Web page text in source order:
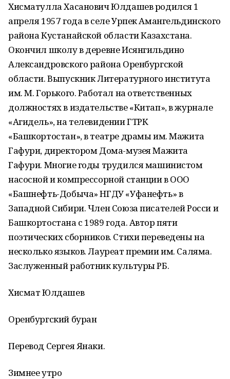
Хисматулла Хасанович Юлдашев родился 1
апреля 1957 года в селе Урпек Амангельдинского
района Кустанайской области Казахстана.
Окончил школу в деревне Исянгильдино
Александровского района Оренбургской
области. Выпускник Литературного института
им. М. Горького. Работал на ответственных
должностях в издательстве «Китап», в журнале
«Агидель», на телевидении ГТРК
«Башкортостан», в театре драмы им. Мажита
Гафури, директором Дома-музея Мажита
Гафури. Многие годы трудился машинистом
насосной и компрессорной станции в ООО
«Башнефть-Добыча» НГДУ «Уфанефть» в
Западной Сибири. Член Союза писателей Росси и
Башкортостана с 1989 года. Автор пяти
поэтических сборников. Стихи переведены на
несколько языков. Лауреат премии им. Саляма.
Заслуженный работник культуры РБ.
Хисмат Юлдашев
Оренбургский буран
Перевод Сергея Янаки.
Зимнее утро